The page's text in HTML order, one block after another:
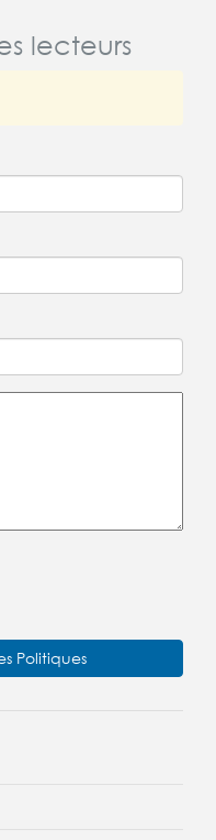
lecteurs
Politiques